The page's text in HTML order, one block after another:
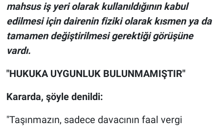
mahsus iş yeri olarak kullanıldığının kabul
edilmesi için dairenin fiziki olarak kısmen ya da
tamamen değiştirilmesi gerektiği görüşüne
vardı.
"HUKUKA UYGUNLUK BULUNMAMIŞTIR"
Kararda, şöyle denildi:
"Taşınmazın, sadece davacının faal vergi